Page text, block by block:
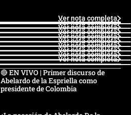
Ver nota completa
Ver nota completa
Ver nota completa
Ver nota completa
Ver nota completa
Ver nota completa
Ver nota completa
Ver nota completa
Ver nota completa
Ver nota completa
🔴 EN VIVO | Primer discurso de
Abelardo de la Espriella como
presidente de Colombia